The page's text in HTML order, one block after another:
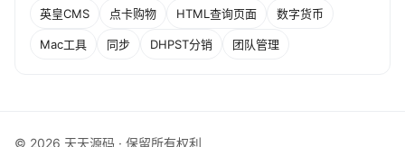
英皇CMS 点卡购物 HTML查询页面 数字货币
Mac工具 同步 DHPST分销 团队管理
© 2026 天天源码 · 保留所有权利